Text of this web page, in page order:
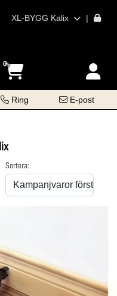
XL-BYGG Kalix |
0
Ring E-post
Sortera: